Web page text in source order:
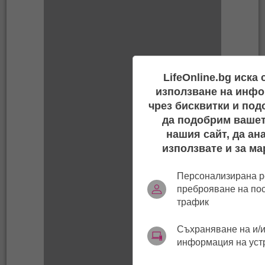
LifeOnline.bg иска
използване на
чрез бисквитки и
да подобрим
нашия сайт, да
използвате и за
Персонализирана
преброяване на
трафик
Съхраняване на и/
информация на